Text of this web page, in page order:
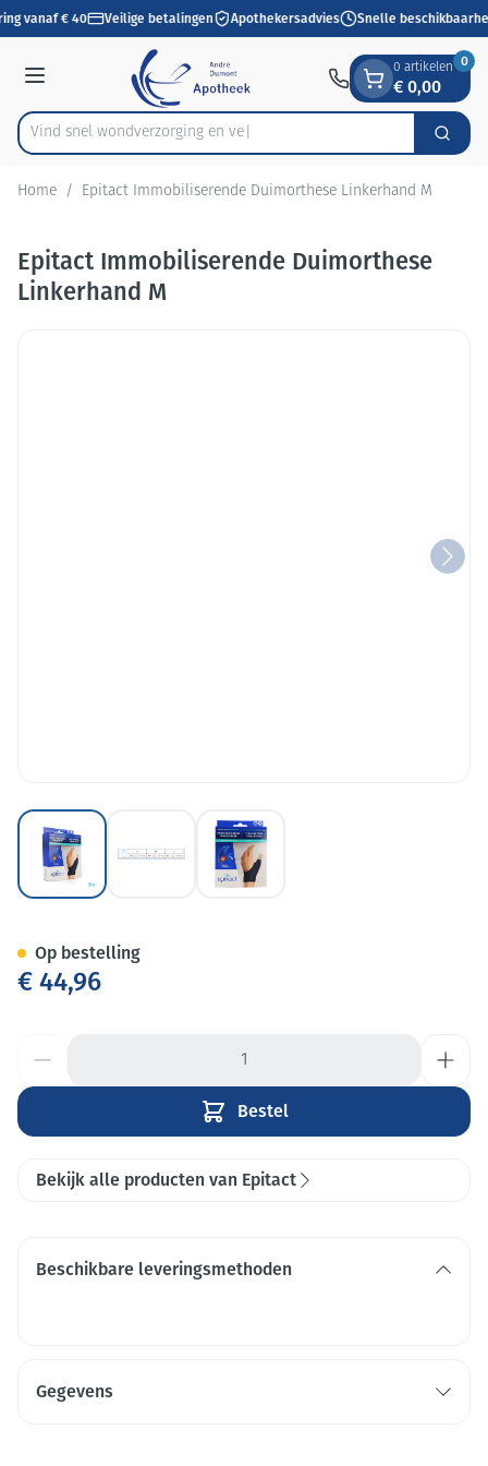
Ga naar de inhoud
1 van 1
vanaf € 40 Veilige betalingen Apothekersadvies Snelle
Menu
Product, merk, categorie...
Vind snel wondverzorgi Zoek
0 artikelen
€ 0,00
0
Home / Epitact Immobiliserende Duimorthese Linkerhand M
Epitact Immobiliserende Duimorthese
Linkerhand M
View larger imageView larger imageView larger image
€ 44,96
Bestel
Op bestelling
Bekijk alle producten van Epitact
Beschikbare leveringsmethoden
Gegevens